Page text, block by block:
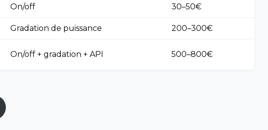
On/off 30–50€
Gradation de puissance 200–300€
On/off + gradation + API 500–800€